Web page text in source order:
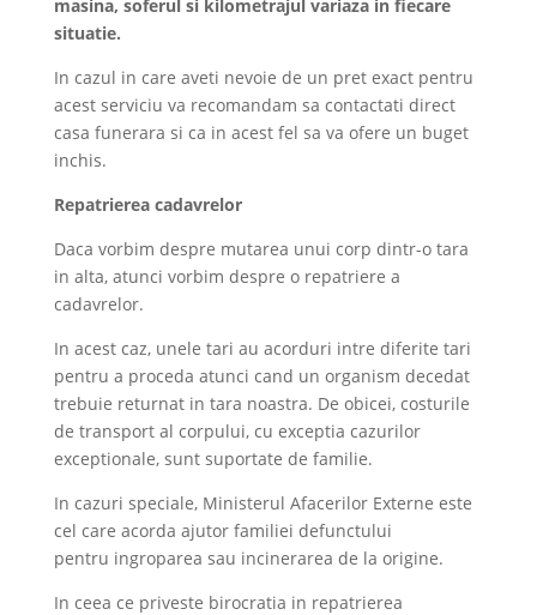
masina, soferul si kilometrajul variaza in fiecare
situatie.
In cazul in care aveti nevoie de un pret exact pentru
acest serviciu va recomandam sa contactati direct
casa funerara si ca in acest fel sa va ofere un buget
inchis.
Repatrierea cadavrelor
Daca vorbim despre mutarea unui corp dintr-o tara
in alta, atunci vorbim despre o repatriere a
cadavrelor.
In acest caz, unele tari au acorduri intre diferite tari
pentru a proceda atunci cand un organism decedat
trebuie returnat in tara noastra. De obicei, costurile
de transport al corpului, cu exceptia cazurilor
exceptionale, sunt suportate de familie.
In cazuri speciale, Ministerul Afacerilor Externe este
cel care acorda ajutor familiei defunctului
pentru ingroparea sau incinerarea de la origine.
In ceea ce priveste birocratia in repatrierea